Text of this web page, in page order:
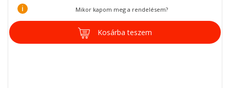
i Mikor kapom meg a rendelésem?
Kosárba teszem